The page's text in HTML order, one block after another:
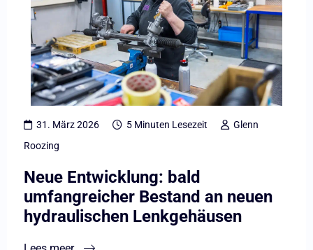
31. März 2026 5 Minuten Lesezeit
Glenn
Roozing
Neue Entwicklung: bald
umfangreicher Bestand an neuen
hydraulischen Lenkgehäusen
Entwicklung:
umfangreicher
Bestand